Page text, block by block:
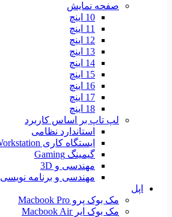
صفحه نمایش
10 اینچ
11 اینچ
12 اینچ
13 اینچ
14 اینچ
15 اینچ
16 اینچ
17 اینچ
18 اینچ
لپ تاپ بر اساس کاربرد
استاندارد نظامی
ایستگاه کاری Workstation
گیمینگ Gaming
مهندسی و 3D
مهندسی و برنامه نویسی
اپل
مک بوک پرو Macbook Pro
مک بوک ایر Macbook Air